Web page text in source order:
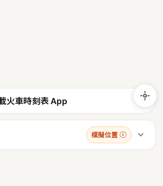
火車時刻表 App
模擬位置 ⓘ